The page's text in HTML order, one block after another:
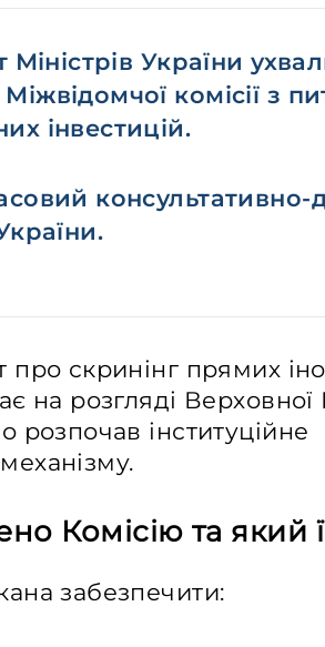
Міністрів України
комісії з
інвестицій.
скринінг прямих
на розгляді Верховної
розпочав інституційне
Комісію та який
забезпечити: